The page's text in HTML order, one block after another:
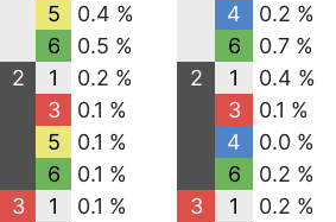
5
0.4 %
6
0.5 %
2
1
0.2 %
3
0.1 %
5
0.1 %
6
0.1 %
3
1
0.1 %
4
0.2 %
6
0.7 %
2
1
0.4 %
3
0.1 %
4
0.0 %
6
0.2 %
3
1
0.2 %